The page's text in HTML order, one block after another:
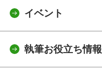
イベント
執筆お役立ち情報